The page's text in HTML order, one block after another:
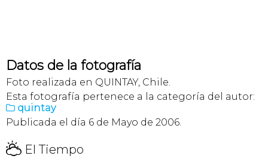
Datos de la fotografía
Foto realizada en QUINTAY, Chile.
Esta fotografía pertenece a la categoría del autor:
 quintay
Publicada el día 6 de Mayo de 2006.
H El Tiempo